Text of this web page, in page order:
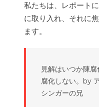
私たちは、レポート
に取り入れ、それに
ます。
見解はいつか陳
腐化しない。by
シンガーの兄